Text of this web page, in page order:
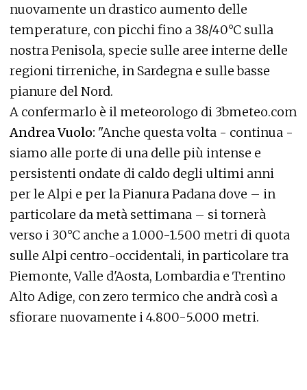
nuovamente un drastico aumento delle
temperature, con picchi fino a 38/40°C sulla
nostra Penisola, specie sulle aree interne delle
regioni tirreniche, in Sardegna e sulle basse
pianure del Nord.
A confermarlo è il meteorologo di 3bmeteo.com
Andrea Vuolo: "Anche questa volta - continua -
siamo alle porte di una delle più intense e
persistenti ondate di caldo degli ultimi anni
per le Alpi e per la Pianura Padana dove – in
particolare da metà settimana – si tornerà
verso i 30°C anche a 1.000-1.500 metri di quota
sulle Alpi centro-occidentali, in particolare tra
Piemonte, Valle d'Aosta, Lombardia e Trentino
Alto Adige, con zero termico che andrà così a
sfiorare nuovamente i 4.800-5.000 metri.